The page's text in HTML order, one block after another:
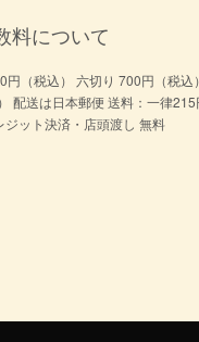
料について
（税込） 六切り 700円（税込
配送は日本郵便 送料：一律215
ット決済・店頭渡し 無料